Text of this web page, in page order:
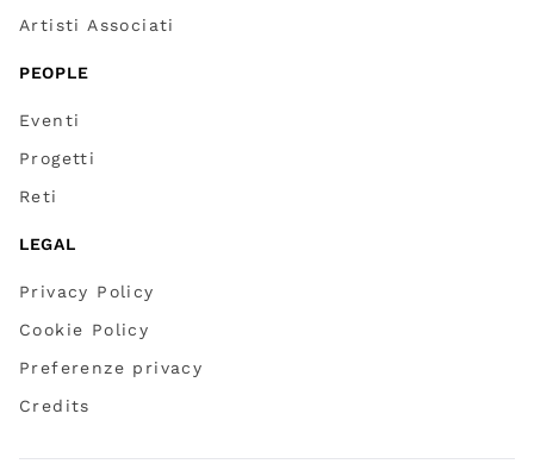
Artisti Associati
PEOPLE
Eventi
Progetti
Reti
LEGAL
Privacy Policy
Cookie Policy
Preferenze privacy
Credits